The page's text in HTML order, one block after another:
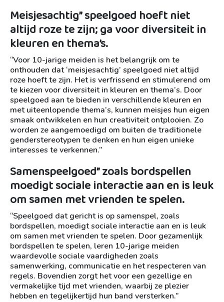
Meisjesachtig” speelgoed hoeft niet
altijd roze te zijn; ga voor diversiteit in
kleuren en thema’s.
“Voor 10-jarige meiden is het belangrijk om te
onthouden dat ‘meisjesachtig’ speelgoed niet altijd
roze hoeft te zijn. Het is verfrissend en stimulerend om
te kiezen voor diversiteit in kleuren en thema’s. Door
speelgoed aan te bieden in verschillende kleuren en
met uiteenlopende thema’s, kunnen meisjes hun eigen
smaak ontwikkelen en hun creativiteit ontplooien. Zo
worden ze aangemoedigd om buiten de traditionele
genderstereotypen te denken en hun eigen unieke
interesses te verkennen.”
Samenspeelgoed” zoals bordspellen
moedigt sociale interactie aan en is leuk
om samen met vrienden te spelen.
“Speelgoed dat gericht is op samenspel, zoals
bordspellen, moedigt sociale interactie aan en is leuk
om samen met vrienden te spelen. Door gezamenlijk
bordspellen te spelen, leren 10-jarige meiden
waardevolle sociale vaardigheden zoals
samenwerking, communicatie en het respecteren van
regels. Bovendien zorgt het voor een gezellige en
vermakelijke tijd met vrienden, waarbij ze plezier
hebben en tegelijkertijd hun band versterken.”